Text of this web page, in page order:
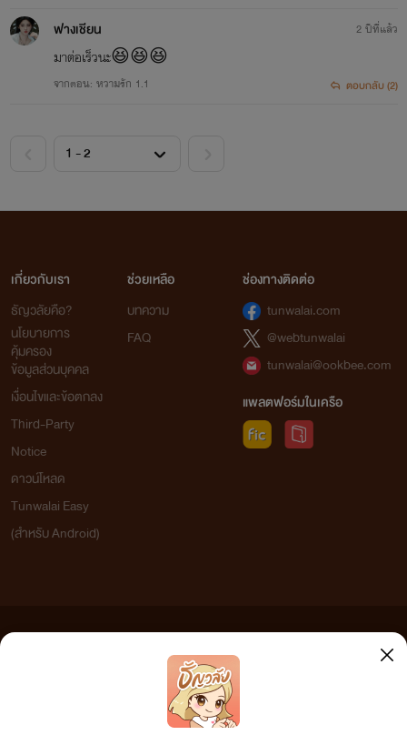
ฟางเชียน
มาต่อเร็วนะ😆😆😆
จากตอน: หวามรัก 1.1
2 ปีที่แล้ว
ตอบกลับ (2)
เกี่ยวกับเรา
ธัญวลัยคือ?
นโยบายการ
คุ้มครอง
ข้อมูลส่วนบุคคล
เงื่อนไขและข้อตกลง
Third-Party
Notice
ดาวน์โหลด
Tunwalai Easy
(สำหรับ Android)
ช่วยเหลือ
บทความ
FAQ
ช่องทางติดต่อ
tunwalai.com
@webtunwalai
tunwalai@ookbee.com
แพลตฟอร์มในเครือ
เว็บไซต์แห่งนี้ไม่ได้เห็นด้วยและไม่ขอรับผิดชอบต่อข้อความใดๆ ทั้งสิ้น ดังนั้นผู้อ่านทุกท่านโปรดใช้
วิจารณญาณในการกลั่นกรองด้วยตนเอง และหากท่านพบข้อความใดๆ ที่ขัดต่อกฎหมายและศีลธรรม
กรุณาแจ้งมาที่ tunwalai@ookbee.com เพื่อทีมงานจะได้ดำเนินการในทันที ทั้งนี้ ทางเว็บไซต์ขอสงวน
ลิขสิทธิ์ตามพระราชบัญญัติลิขสิทธิ์ (ฉบับเพิ่มเติม) พ.ศ.2558